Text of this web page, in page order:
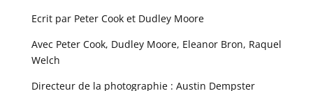
Ecrit par Peter Cook et Dudley Moore
Avec Peter Cook, Dudley Moore, Eleanor Bron, Raquel
Welch
Directeur de la photographie : Austin Dempster